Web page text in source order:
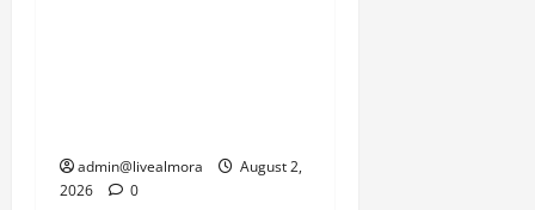
admin@livealmora
August 2,
2026
0